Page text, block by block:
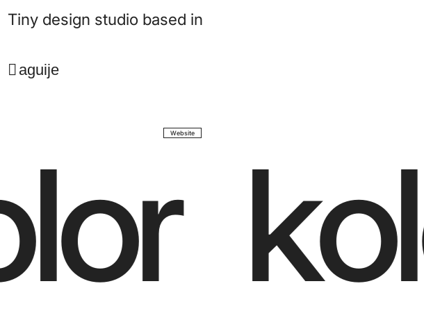
Tiny design studio based in
aguije
Website